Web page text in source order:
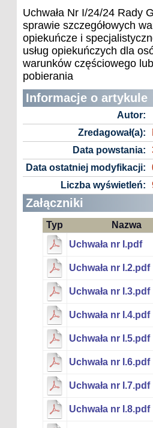
Uchwała Nr I/24/24 Rady
sprawie szczegółowych
opiekuńcze i
usług opiekuńczych dla
warunków częściowego
pobierania
Informacje o artykule
Autor:
Zredagował(a):
Data powstania:
Data ostatniej modyfikacji:
Liczba wyświetleń:
Załączniki
Typ Nazwa
Uchwała nr I.pdf
Uchwała nr I.2.pdf
Uchwała nr I.3.pdf
Uchwała nr I.4.pdf
Uchwała nr I.5.pdf
Uchwała nr I.6.pdf
Uchwała nr I.7.pdf
Uchwała nr I.8.pdf